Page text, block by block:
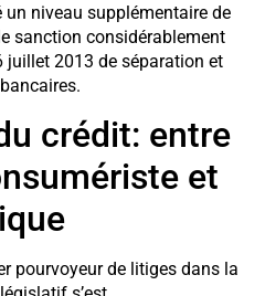
niveau supplémentaire de
sanction considérablement
juillet 2013 de séparation et
crédit: entre
et
pourvoyeur de litiges dans la